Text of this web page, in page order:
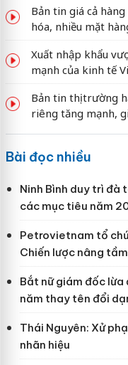
Bản tin giá cả
hóa, nhiều mặt
Xuất nhập khẩu
mạnh của kinh tế
Bản tin thị trường
riêng tăng mạnh,
Bài đọc nhiều
Ninh Bình duy trì
các mục tiêu năm
Petrovietnam tổ
Chiến lược nâng
Bắt nữ giám đốc
năm thay tên đổi
Thái Nguyên: Xử
nhãn hiệu